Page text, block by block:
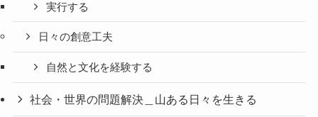
実行する
日々の創意工夫
自然と文化を経験する
社会・世界の問題解決＿山ある日々を生きる